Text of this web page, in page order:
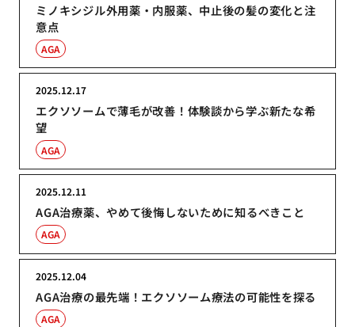
ミノキシジル外用薬・内服薬、中止後の髪の変化と注
意点
AGA
エクソソームで薄毛が改善！体験談から学ぶ新たな希
望
2025.12.17
AGA
AGA治療薬、やめて後悔しないために知るべきこと
2025.12.11
AGA
AGA治療の最先端！エクソソーム療法の可能性を探る
2025.12.04
AGA